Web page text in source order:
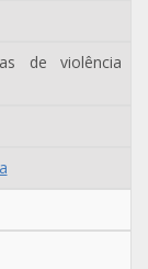
de violência